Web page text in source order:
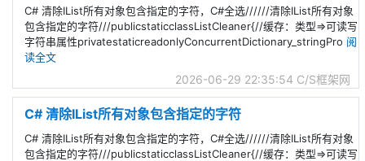
C# 清除IList所有对象包含指定的字符，C#全选//////清除IList所有对象
包含指定的字符///publicstaticclassListCleaner{//缓存：类型=>可读写
字符串属性privatestaticreadonlyConcurrentDictionary_stringPro 阅
读全文
2026-06-29 22:35:54 C/S框架网
C# 清除IList所有对象包含指定的字符
C# 清除IList所有对象包含指定的字符，C#全选//////清除IList所有对象
包含指定的字符///publicstaticclassListCleaner{//缓存：类型=>可读写